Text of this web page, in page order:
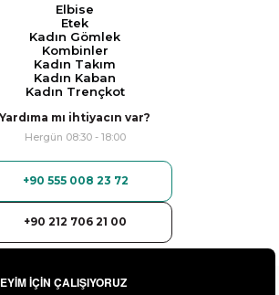
Elbise
Etek
Kadın Gömlek
Kombinler
Kadın Takım
Kadın Kaban
Kadın Trençkot
Yardıma mı ihtiyacın var?
Hergün 08:30 - 18:00
+90 555 008 23 72
+90 212 706 21 00